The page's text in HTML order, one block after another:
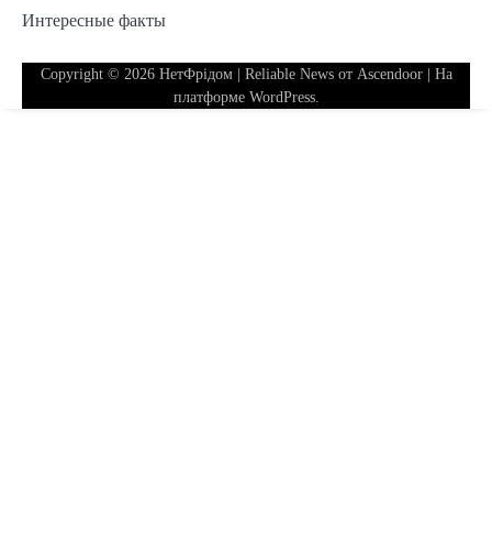
Интересные факты
Copyright © 2026 НетФрідом| Reliable News от Ascendoor| На
платформе WordPress.